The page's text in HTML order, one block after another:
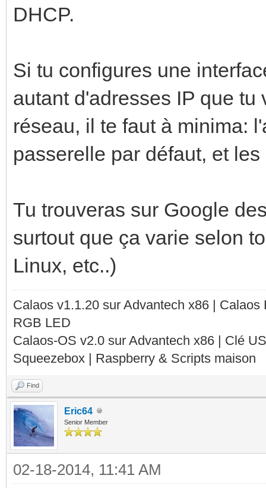
DHCP.
Si tu configures une
autant d'adresses IP que
réseau, il te faut à minima:
passerelle par défaut, et
Tu trouveras sur Google
surtout que ça varie selon
Linux, etc..)
Calaos v1.1.20 sur Advantech x86 |
RGB LED
Calaos-OS v2.0 sur Advantech x86 | Clé
Squeezebox | Raspberry & Scripts maison
Find
Eric64
Senior Member
02-18-2014, 11:41 AM